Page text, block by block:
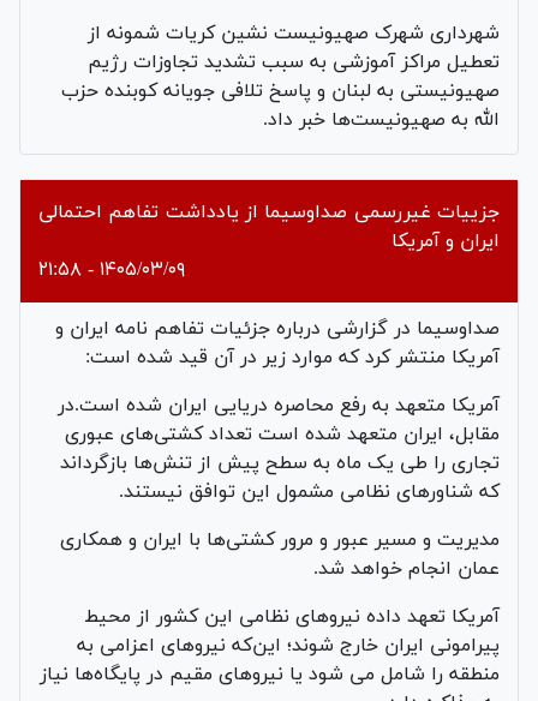
شهرداری شهرک صهیونیست نشین کریات شمونه از
تعطیل مراکز آموزشی به سبب تشدید تجاوزات رژیم
صهیونیستی به لبنان و پاسخ تلافی جویانه کوبنده حزب
الله به صهیونیست‌ها خبر داد.
جزییات غیررسمی صداوسیما از یادداشت تفاهم احتمالی
ایران و آمریکا
۱۴۰۵/۰۳/۰۹ - ۲۱:۵۸
صداوسیما در گزارشی درباره جزئیات تفاهم نامه ایران و
آمریکا منتشر کرد که موارد زیر در آن قید شده است:
آمریکا متعهد به رفع محاصره دریایی ایران شده است.در
مقابل، ایران متعهد شده است تعداد کشتی‌های عبوری
تجاری را طی یک ماه به سطح پیش از تنش‌ها بازگرداند
که شناورهای نظامی مشمول این توافق نیستند.
مدیریت و مسیر عبور و مرور کشتی‌ها با ایران و همکاری
عمان انجام خواهد شد.
آمریکا تعهد داده نیروهای نظامی این کشور از محیط
پیرامونی ایران خارج شوند؛ این‌که نیروهای اعزامی به
منطقه را شامل می شود یا نیروهای مقیم در پایگاه‌ها نیاز